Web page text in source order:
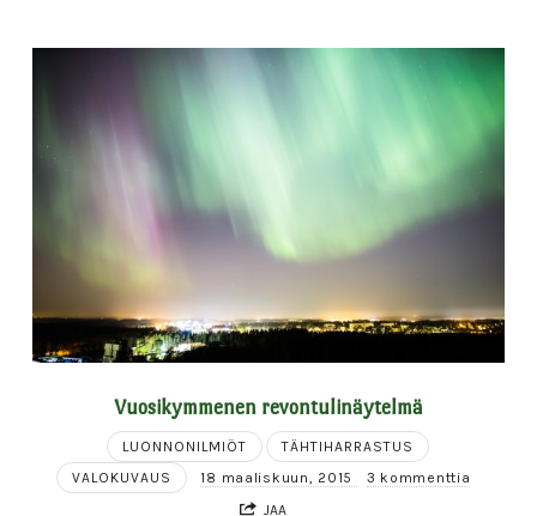
Vuosikymmenen revontulinäytelmä
LUONNONILMIÖT
TÄHTIHARRASTUS
VALOKUVAUS
18 maaliskuun, 2015
3 kommenttia
JAA